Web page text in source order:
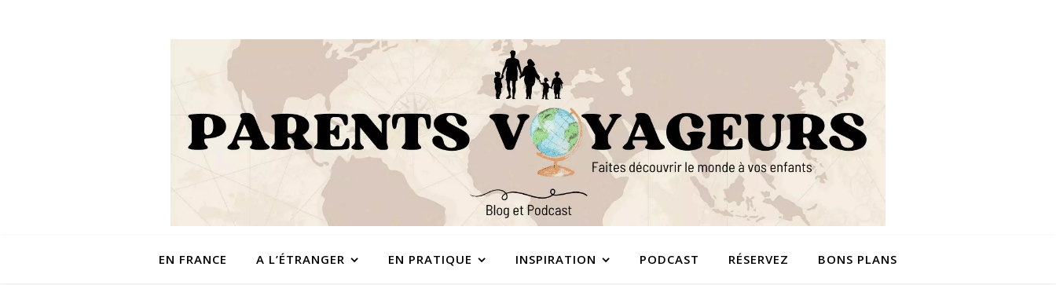
EN FRANCE A L’ÉTRANGER EN PRATIQUE INSPIRATION PODCAST RÉSERVEZ BONS PLANS